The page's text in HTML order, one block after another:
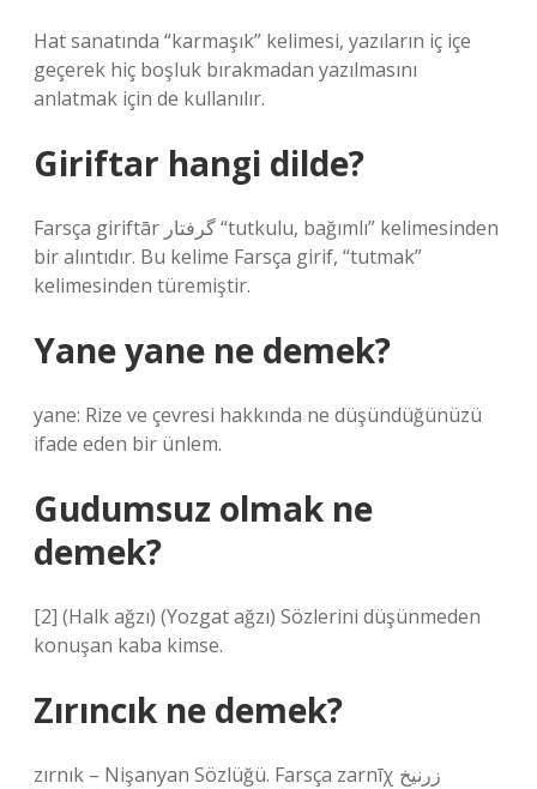
Hat sanatında “karmaşık” kelimesi, yazıların iç içe
geçerek hiç boşluk bırakmadan yazılmasını
anlatmak için de kullanılır.
Giriftar hangi dilde?
Farsça giriftār گرفتار “tutkulu, bağımlı” kelimesinden
bir alıntıdır. Bu kelime Farsça girif, “tutmak”
kelimesinden türemiştir.
Yane yane ne demek?
yane: Rize ve çevresi hakkında ne düşündüğünüzü
ifade eden bir ünlem.
Gudumsuz olmak ne
demek?
[2] (Halk ağzı) (Yozgat ağzı) Sözlerini düşünmeden
konuşan kaba kimse.
Zırıncık ne demek?
zırnık – Nişanyan Sözlüğü. Farsça zarnīχ زرنیخ